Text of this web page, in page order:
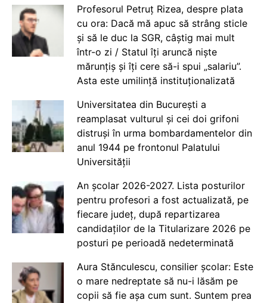
Profesorul Petruț Rizea, despre plata
cu ora: Dacă mă apuc să strâng sticle
și să le duc la SGR, câștig mai mult
într-o zi / Statul îți aruncă niște
mărunțiș și îți cere să-i spui „salariu”.
Asta este umilință instituționalizată
Universitatea din București a
reamplasat vulturul și cei doi grifoni
distruși în urma bombardamentelor din
anul 1944 pe frontonul Palatului
Universității
An școlar 2026-2027. Lista posturilor
pentru profesori a fost actualizată, pe
fiecare județ, după repartizarea
candidaților de la Titularizare 2026 pe
posturi pe perioadă nedeterminată
Aura Stănculescu, consilier școlar: Este
o mare nedreptate să nu-i lăsăm pe
copii să fie așa cum sunt. Suntem prea